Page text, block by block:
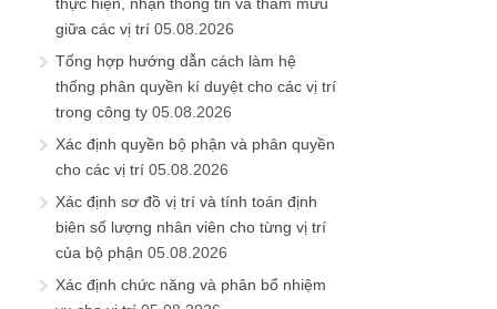
Xác định sơ đồ vị trí và tính toán định
biên số lượng nhân viên cho từng vị trí
của bộ phận 05.08.2026
Xác định chức năng và phân bổ nhiệm
vụ cho vị trí
05.08.2026
Phân tích xác định và đặt tên vị trí trong
04.08.2026
Xác định mục đích sinh ra (vai trò) của
04.08.2026
hướng chỉ huy (cơ cấu) của bộ phận